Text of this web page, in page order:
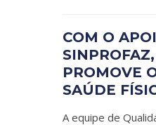
COM O
PROMOVE
SAÚDE
A equipe de